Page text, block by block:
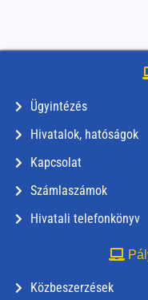
Ügyintézés
Hivatalok, hatóságok
Kapcsolat
Számlaszámok
Hivatali telefonkönyv
Közbeszerzések